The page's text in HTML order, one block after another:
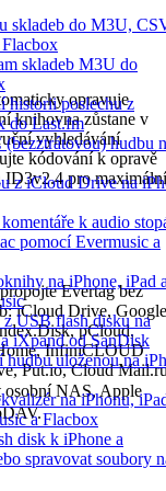
skladeb do M3U,
skladeb M3U do
historii poslechu z
do Last.fm
hudbu
z iCloud Drive na
k audio
pomocí Evermusic a
na iPhone, iPad
z USB flash disku na
iXpand od SanDisk
hudbu uloženou na
na iPhonu,
a Flacbox
disk k iPhone a
spravovat soubory
opravuje
knihovna zůstane v
vyhledávání
kódování k opravě
ID3v2.4 pro maximální
Evertag bez
iCloud Drive, Google
pCloud,
InfiniCLOUD
Put.io, Cloud
osobní NAS, Apple